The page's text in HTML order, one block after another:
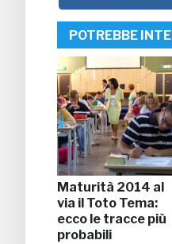
POTREBBE
Maturità 2014 al
via il Toto Tema:
ecco le tracce più
probabili